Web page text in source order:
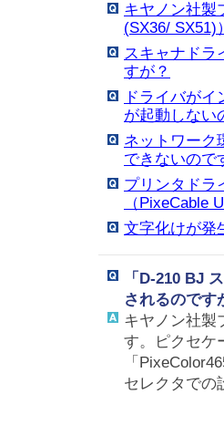
キヤノン社製
(SX36/ SX51)
スキャナドラ
すが？
ドライバが
が起動しない
ネットワーク
できないので
プリンタドラ
（PixeCable
文字化けが発
「D-210 BJ
されるのです
キヤノン社製
す。ピクセケ
「
セレクタでの